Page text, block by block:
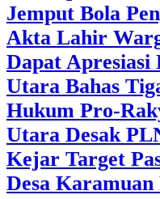
Jemput Bola
Akta Lahir
Dapat Apresiasi
Utara Bahas
Hukum Pro-
Utara Desak
Kejar Target
Desa Karamuan